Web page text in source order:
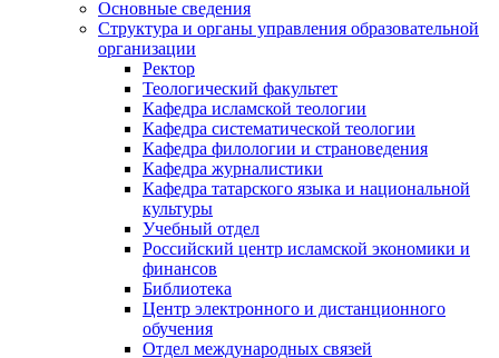
Основные сведения
Структура и органы управления образовательной
организации
Ректор
Теологический факультет
Кафедра исламской теологии
Кафедра систематической теологии
Кафедра филологии и страноведения
Кафедра журналистики
Кафедра татарского языка и национальной
культуры
Учебный отдел
Российский центр исламской экономики и
финансов
Библиотека
Центр электронного и дистанционного
обучения
Отдел международных связей